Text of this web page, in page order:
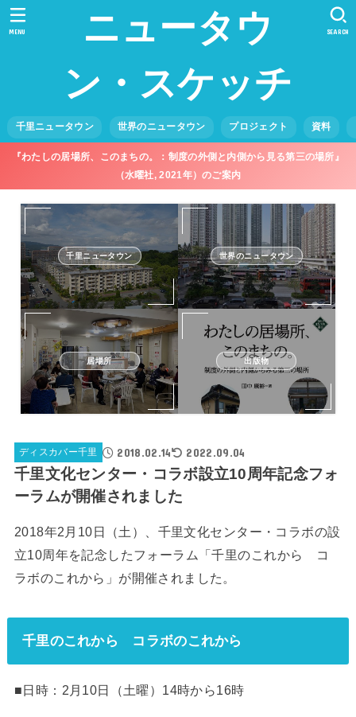
ニュータウ
ン・スケッチ
千里ニュータウン 世界のニュータウン プロジェクト 資料
SEARCH
MENU
『わたしの居場所、このまちの。：制度の外側と内側から見る第三の場所』
（水曜社, 2021年）のご案内
千里ニュータウン 世界のニュータウン
居場所 出版物
ディスカバー千里 2018.02.14 2022.09.04
千里文化センター・コラボ設立10周年記念フォ
ーラムが開催されました
2018年2月10日（土）、千里文化センター・コラボの設
立10周年を記念したフォーラム「千里のこれから コ
ラボのこれから」が開催されました。
千里のこれから コラボのこれから
■日時：2月10日（土曜）14時から16時